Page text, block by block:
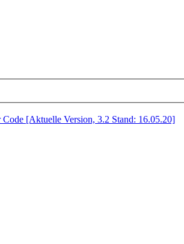
[Aktuelle Version, 3.2 Stand: 16.05.20]